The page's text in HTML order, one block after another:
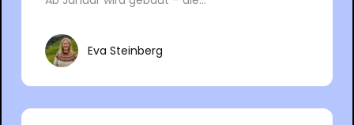
Eva Steinberg